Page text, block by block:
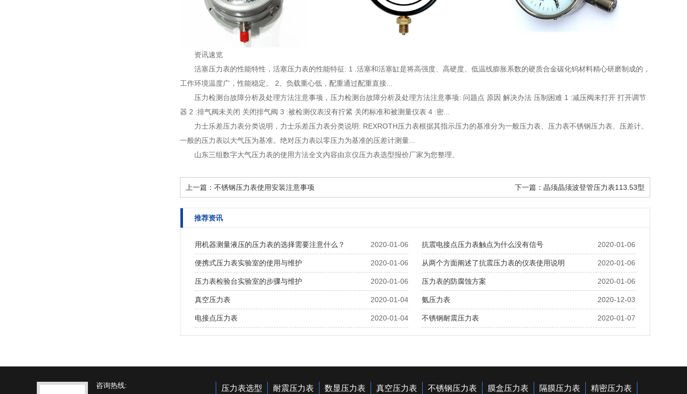
资讯速览
活塞压力表的性能特性 ，活塞压力表的性能特征: 1 .活塞和活塞缸是将高强度、高硬度、低温线膨胀系数的硬质合金碳化钨材料精心研磨制成的，
工作环境温度广，性能稳定。 2、负载重心低，配重通过配重直接...
压力检测台故障分析及处理方法注意事项 ，压力检测台故障分析及处理方法注意事项: 问题点 原因 解决办法 压制困难 1 :减压阀未打开 打开调节
器 2 :排气阀未关闭 关闭排气阀 3 :被检测仪表没有拧紧 关闭标准和被测量仪表 4 :密...
力士乐差压力表分类说明 ，力士乐差压力表分类说明: REXROTH压力表根据其指示压力的基准分为一般压力表、压力表不锈钢压力表、压差计。
一般的压力表以大气压为基准。绝对压力表以零压力为基准的压差计测量...
山东三组数字大气压力表的使用方法全文内容由京仪压力表选型报价厂家为您整理。
上一篇： 不锈钢压力表使用安装注意事项 下一篇： 晶须晶须波登管压力表113.53型
推荐资讯
2020-01-06
用机器测量液压的压力表的选择需要注意什么？ 2020-01-06
抗震电接点压力表触点为什么没有信号
2020-01-06
便携式压力表实验室的使用与维护 2020-01-06
从两个方面阐述了抗震压力表的仪表使用说明
2020-01-06
压力表检验台实验室的步骤与维护 2020-01-06
压力表的防腐蚀方案
2020-01-04
真空压力表 2020-12-03
氨压力表
2020-01-04
电接点压力表 2020-01-07
不锈钢耐震压力表
咨询热线: 压力表选型 耐震压力表 数显压力表 真空压力表 不锈钢压力表 膜盒压力表 隔膜压力表 精密压力表